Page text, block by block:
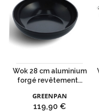
Wok 28 cm aluminium
forgé revêtement...
GREENPAN
Prix
119,90 €